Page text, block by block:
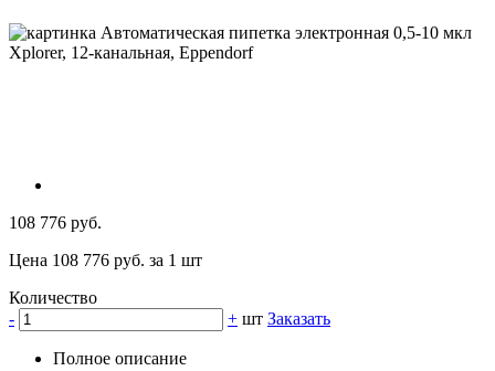
108 776 руб.
Цена 108 776 руб. за 1 шт
Количество
-
+ шт Заказать
Полное описание